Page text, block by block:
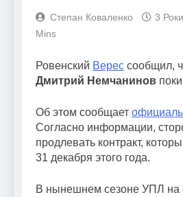
Степан Коваленко 3
Mins
Ровенский Верес сообщил,
Дмитрий Немчанинов
Об этом сообщает
Согласно информации,
продлевать контракт,
31 декабря этого года.
В нынешнем сезоне УПЛ на